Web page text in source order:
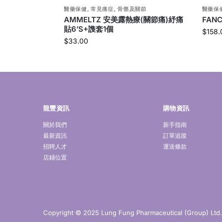
醫藥保健 ,常見痛症,骨骼及關節
AMMELTZ 安美露熱療(關節痛)紓痛
貼6’S+謢套1個
$33.00
醫藥保
$
龍豐資訊
關於我們
最新資訊
招聘人才
店鋪位置
購物資訊
新手指南
訂單追蹤
運送條款
Copyright © 2025 Lung Fung Pharmaceutical (Group)